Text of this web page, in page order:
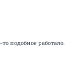
подобное работало.